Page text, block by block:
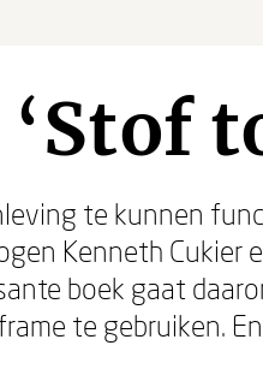
te kunnen
Kenneth Cukier
boek gaat
te gebruiken.